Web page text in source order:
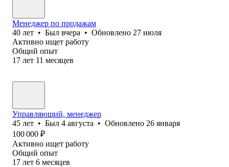
Менеджер по продажам
40 лет • Был вчера • Обновлено 27 июля
Активно ищет работу
Общий опыт
17 лет 11 месяцев
Управляющий, менеджер
45 лет • Был 4 августа • Обновлено 26 января
100 000 ₽
Активно ищет работу
Общий опыт
17 лет 6 месяцев